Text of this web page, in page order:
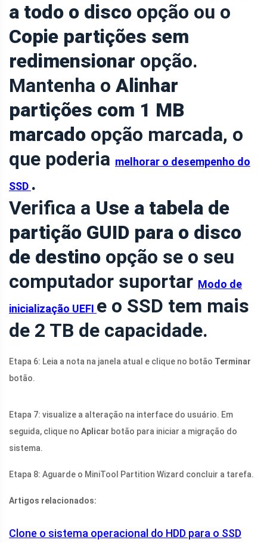
a todo o disco opção ou o
Copie partições sem
redimensionar opção.
Mantenha o Alinhar
partições com 1 MB
marcado opção marcada, o
que poderia melhorar o desempenho do
SSD .
Verifica a Use a tabela de
partição GUID para o disco
de destino opção se o seu
computador suportar Modo de
inicialização UEFI e o SSD tem mais
de 2 TB de capacidade.
Etapa 6: Leia a nota na janela atual e clique no botão Terminar
botão.
Etapa 7: visualize a alteração na interface do usuário. Em
seguida, clique no Aplicar botão para iniciar a migração do
sistema.
Etapa 8: Aguarde o MiniTool Partition Wizard concluir a tarefa.
Artigos relacionados:
Clone o sistema operacional do HDD para o SSD